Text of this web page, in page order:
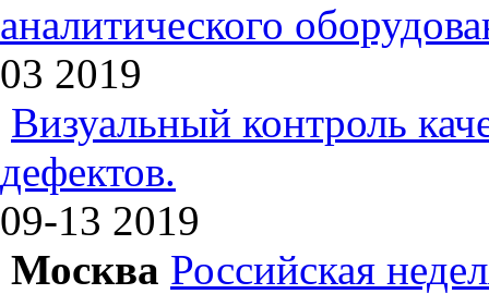
аналитического
03 2019
Визуальный контроль
дефектов.
09-13 2019
Москва Российская